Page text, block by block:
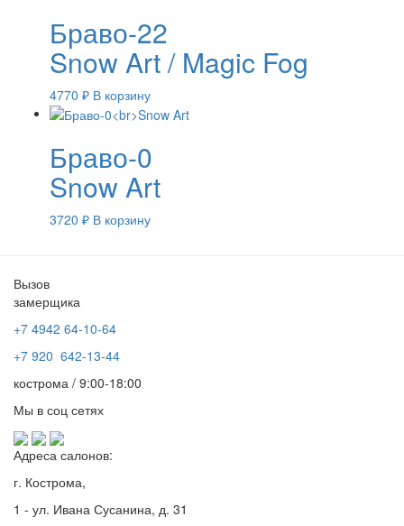
Браво-22
Snow Art / Magic Fog
4770 ₽ В корзину
Браво-0
Snow Art
3720 ₽ В корзину
Вызов
замерщика
+7 4942 64-10-64
+7 920 642-13-44
кострома / 9:00-18:00
Мы в соц сетях
Адреса салонов:
г. Кострома,
1 - ул. Ивана Сусанина, д. 31